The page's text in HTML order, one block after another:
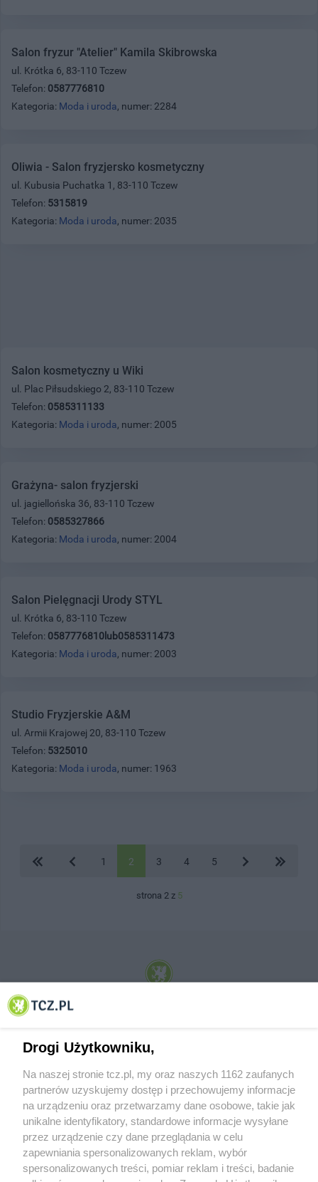
Salon fryzur "Atelier" Kamila Skibrowska
ul. Krótka 6, 83-110 Tczew
Telefon: 0587776810
Kategoria: Moda i uroda, numer: 2284
Oliwia - Salon fryzjersko kosmetyczny
ul. Kubusia Puchatka 1, 83-110 Tczew
Telefon: 5315819
Kategoria: Moda i uroda, numer: 2035
Salon kosmetyczny u Wiki
ul. Plac Piłsudskiego 2, 83-110 Tczew
Telefon: 0585311133
Kategoria: Moda i uroda, numer: 2005
Grażyna- salon fryzjerski
ul. jagiellońska 36, 83-110 Tczew
Telefon: 0585327866
Kategoria: Moda i uroda, numer: 2004
Salon Pielęgnacji Urody STYL
ul. Krótka 6, 83-110 Tczew
Telefon: 0587776810lub0585311473
Kategoria: Moda i uroda, numer: 2003
Studio Fryzjerskie A&M
ul. Armii Krajowej 20, 83-110 Tczew
Telefon: 5325010
Kategoria: Moda i uroda, numer: 1963
1 2 3 4 5
strona 2 z 5
© 2001-2026 Tczew - TCZ.PL Sp. z o.o. Internetowy Serwis Informacyjny Miasta
O FIRMIE POLITYKA PRYWATNOŚCI HOSTING
REKLAMA WSPÓŁPRACA RSS FACEBOOK KONTAKT
Drogi Użytkowniku,
Na naszej stronie tcz.pl, my oraz naszych 1162 zaufanych
partnerów uzyskujemy dostęp i przechowujemy informacje
na urządzeniu oraz przetwarzamy dane osobowe, takie jak
unikalne identyfikatory, standardowe informacje wysyłane
przez urządzenie czy dane przeglądania w celu
zapewniania spersonalizowanych reklam, wybór
spersonalizowanych treści, pomiar reklam i treści, badanie